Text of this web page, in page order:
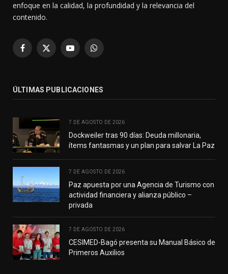
enfoque en la calidad, la profundidad y la relevancia del
contenido.
Facebook
X
YouTubeWhatsApp
ÚLTIMAS PUBLICACIONES
7 DE AGOSTO DE 2026
Dockweiler tras 90 días: Deuda millonaria,
ítems fantasmas y un plan para salvar La Paz
7 DE AGOSTO DE 2026
Paz apuesta por una Agencia de Turismo con
actividad financiera y alianza público –
privada
7 DE AGOSTO DE 2026
CESIMED-Bagó presenta su Manual Básico de
Primeros Auxilios